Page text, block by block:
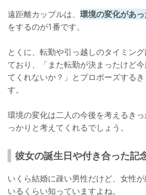
遠距離カップルは、 環境の変化があ
をするのが1番です。
とくに、転勤や引っ越しのタイミン
ており、「また転勤が決まったけど
てくれないか？」とプロポーズする
す。
環境の変化は二人の今後を考えるき
っかりと考えてくれるでしょう。
彼女の誕生日や付き合った記
いくら結婚に疎い男性だけど、女性
いるくらい知っていますよね。